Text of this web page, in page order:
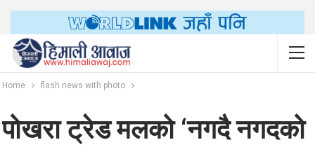
Home flash news with photo
पोखरा ट्रेड मलको ‘नगदै नगदको